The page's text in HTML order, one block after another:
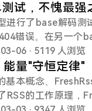
数百种专有及开源
基于大语言模型的
交互体验，可能集
器人的用户界面项
持多种聊天机器人
和丰富的功能，支
展性和定制性。
数据科学家和机器
试，不愧最强
进行了base解码
错误。在另一个
主认为市场和...
03-06 · 5119 人浏览
量"守恒定律"
基本概念、
RSS的工作原理，